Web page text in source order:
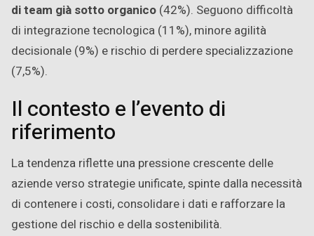
di team già sotto organico (42%). Seguono difficoltà
di integrazione tecnologica (11%), minore agilità
decisionale (9%) e rischio di perdere specializzazione
(7,5%).
Il contesto e l’evento di
riferimento
La tendenza riflette una pressione crescente delle
aziende verso strategie unificate, spinte dalla necessità
di contenere i costi, consolidare i dati e rafforzare la
gestione del rischio e della sostenibilità.